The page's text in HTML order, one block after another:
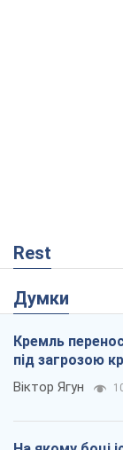
Rest
Думки
Кремль
під загрозою
Віктор Ягун